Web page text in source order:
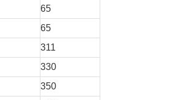
65
65
311
330
350